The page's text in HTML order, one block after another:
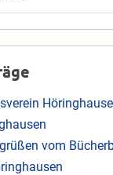
vom